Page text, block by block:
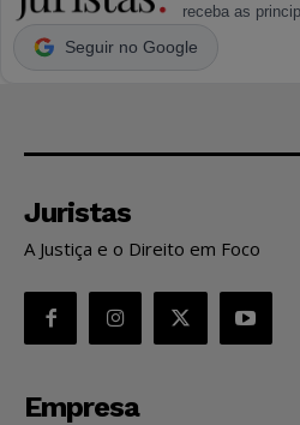
receba as
Seguir no Google
Juristas
A Justiça e o Direito em Foco
Empresa